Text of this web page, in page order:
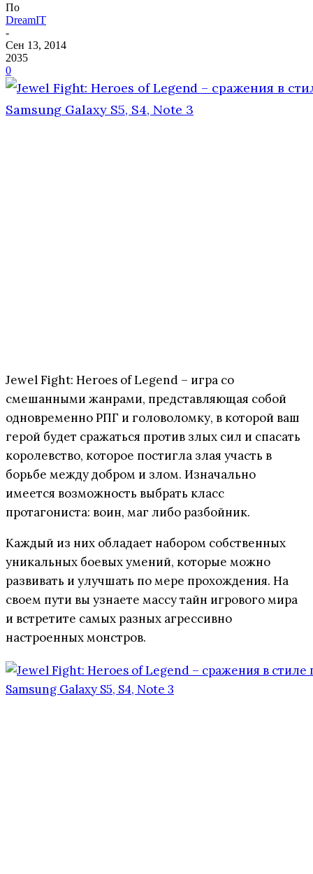
По
DreamIT
-
Сен 13, 2014
2035
0
Jewel Fight: Heroes of Legend – игра со
смешанными жанрами, представляющая собой
одновременно РПГ и головоломку, в которой ваш
герой будет сражаться против злых сил и спасать
королевство, которое постигла злая участь в
борьбе между добром и злом. Изначально
имеется возможность выбрать класс
протагониста: воин, маг либо разбойник.
Каждый из них обладает набором собственных
уникальных боевых умений, которые можно
развивать и улучшать по мере прохождения. На
своем пути вы узнаете массу тайн игрового мира
и встретите самых разных агрессивно
настроенных монстров.